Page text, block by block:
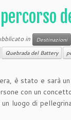
in Destinazioni
Quebrada del Battery
è stato e sarà
con un
luogo di